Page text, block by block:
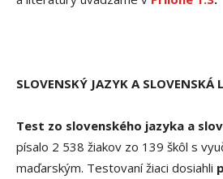
SLOVENSKÝ JAZYK A SLOVENSKÁ
Test zo slovenského jazyka a
písalo 2 538 žiakov zo 139 škôl s
maďarským. Testovaní žiaci dosiahli